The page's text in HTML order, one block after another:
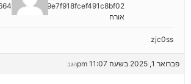
📇
אורח
zjc0ss
פברואר 1, 2025 בשעה 11:07 pm הגב